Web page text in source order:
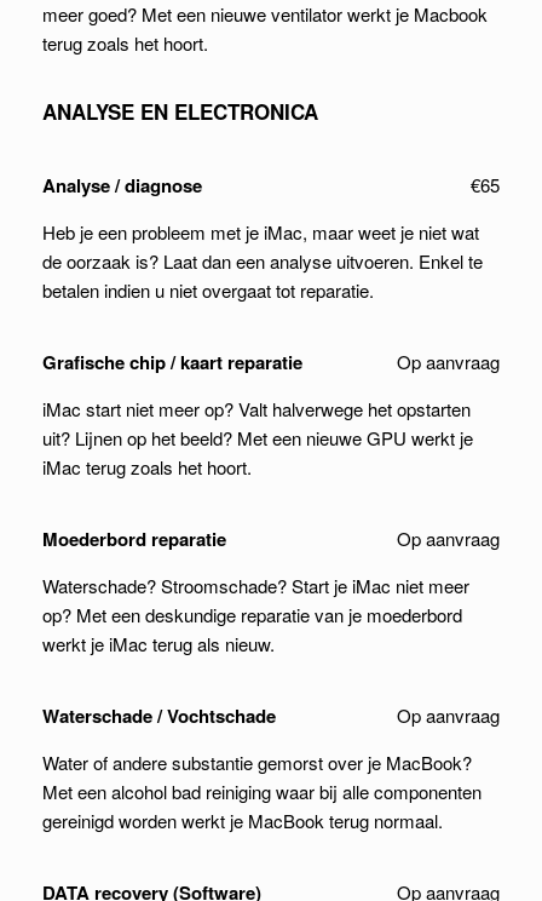
meer goed? Met een nieuwe ventilator werkt je Macbook
terug zoals het hoort.
ANALYSE EN ELECTRONICA
Analyse / diagnose
€65
Heb je een probleem met je iMac, maar weet je niet wat
de oorzaak is? Laat dan een analyse uitvoeren. Enkel te
betalen indien u niet overgaat tot reparatie.
Grafische chip / kaart reparatie
Op aanvraag
iMac start niet meer op? Valt halverwege het opstarten
uit? Lijnen op het beeld? Met een nieuwe GPU werkt je
iMac terug zoals het hoort.
Moederbord reparatie
Op aanvraag
Waterschade? Stroomschade? Start je iMac niet meer
op? Met een deskundige reparatie van je moederbord
werkt je iMac terug als nieuw.
Waterschade / Vochtschade
Op aanvraag
Water of andere substantie gemorst over je MacBook?
Met een alcohol bad reiniging waar bij alle componenten
gereinigd worden werkt je MacBook terug normaal.
DATA recovery (Software) Op aanvraag